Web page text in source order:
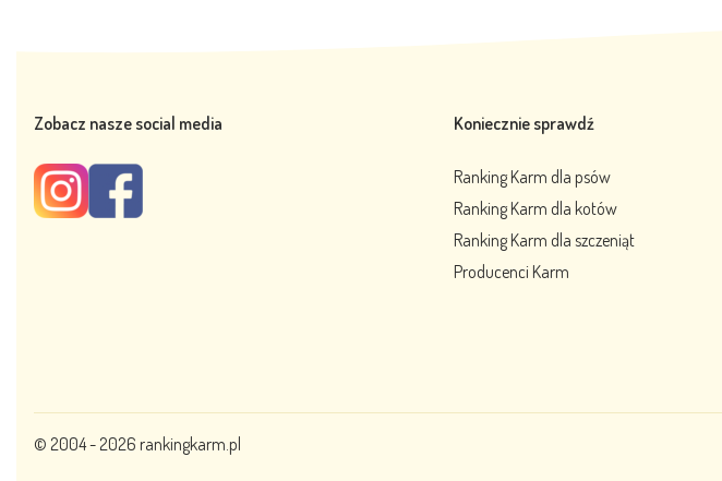
Zobacz nasze social media Koniecznie sprawdź
Ranking Karm dla psów
Ranking Karm dla kotów
Ranking Karm dla szczeniąt
Producenci Karm
© 2004 - 2026 rankingkarm.pl